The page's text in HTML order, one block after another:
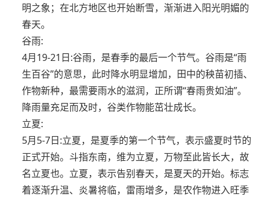
明之象；在北方地区也开始断雪，渐渐进入阳光明媚的
春天。
谷雨:
4月19-21日:谷雨，是春季的最后一个节气。谷雨是“雨
生百谷”的意思，此时降水明显增加，田中的秧苗初插、
作物新种，最需要雨水的滋润，正所谓“春雨贵如油”。
降雨量充足而及时，谷类作物能茁壮成长。
立夏:
5月5-7日:立夏，是夏季的第一个节气，表示盛夏时节的
正式开始。斗指东南，维为立夏，万物至此皆长大，故
名立夏也。立夏，表示告别春天，是夏天的开始。标志
着逐渐升温、炎暑将临，雷雨增多，是农作物进入旺季